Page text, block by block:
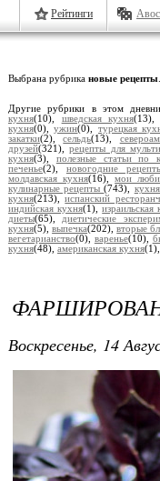
Рейтинги
Выбрана рубрика новые рецепты
Другие рубрики в этом
кухня(10), шведская кухня
кухня(0),ужин(0), турецкая
закатки(2),сельдь(13),
друзей(321),рецепты для
кухня(3), полезные статьи по
печенье(2), новогодние
молдавская кухня(16),мои
кулинарные рецепты(743),
кухня(213),испанский
индийская кухня(1),израильская
диеты(65), диетические
кухня(5),выпечка(202),вторые
вегетарианство(0), варенье(10),
кухня(48), американская кухня
Воскресенье, 14